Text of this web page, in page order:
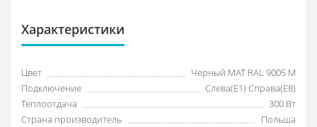
Характеристики
Цвет
Черный МАТ RAL 9005 M
Подключение
Слева(Е1) Справа(Е8)
Теплоотдача
300 Вт
Страна производитель
Польша